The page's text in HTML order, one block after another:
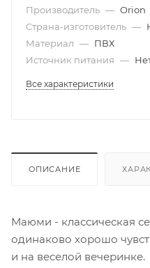
Производитель — Orion
Страна-изготовитель —
Материал — ПВХ
Источник питания —
Все характеристики
ОПИСАНИЕ
Маюми - классическая
одинаково хорошо
и на веселой вечеринке.